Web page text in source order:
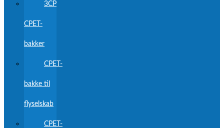
3CP
CPET-
bakker
CPET-
bakke til
flyselskab
CPET-